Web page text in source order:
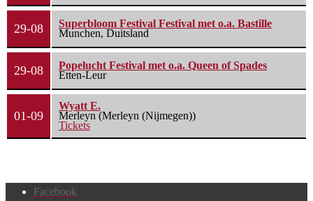
29-08
Superbloom Festival Festival met o.a. Bastille
Munchen, Duitsland
29-08
Popelucht Festival met o.a. Queen of Spades
Etten-Leur
01-09
Wyatt E.
Merleyn (Merleyn (Nijmegen))
Tickets
Facebook